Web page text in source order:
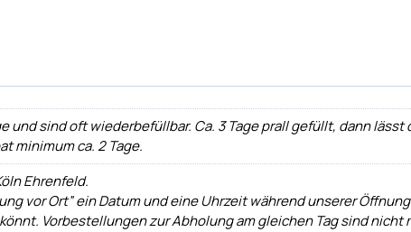
und sind oft wiederbefüllbar. Ca. 3 Tage prall gefüllt, dann lässt
minimum ca. 2 Tage.
Ehrenfeld.
vor Ort” ein Datum und eine Uhrzeit während unserer
Vorbestellungen zur Abholung am gleichen Tag sind